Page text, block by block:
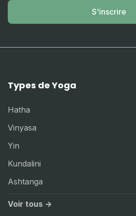
S'inscrire
Types de Yoga
Hatha
Vinyasa
Yin
Kundalini
Ashtanga
Voir tous →